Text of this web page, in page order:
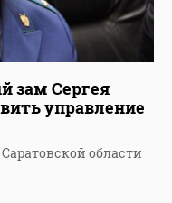
зам Сергея
управление
области